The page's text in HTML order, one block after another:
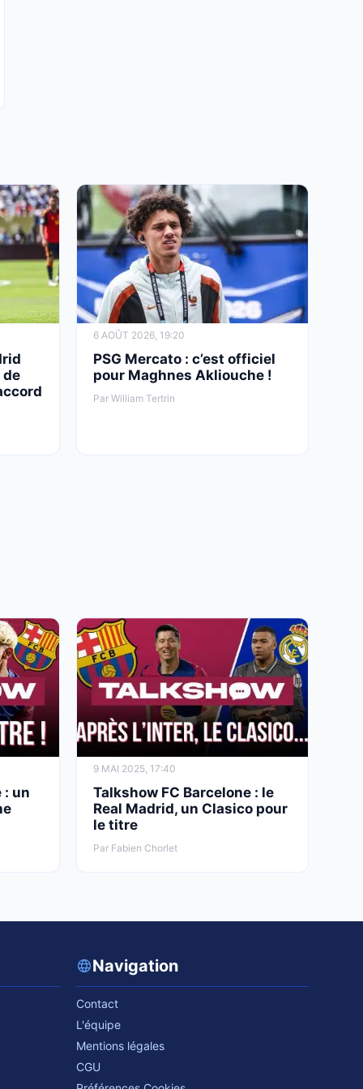
de
6 AOÛT 2026, 19:20
PSG Mercato : c’est officiel
pour Maghnes Akliouche !
Par William Tertrin
: un
9 MAI 2025, 17:40
Talkshow FC Barcelone : le
Real Madrid, un Clasico pour
le titre
Par Fabien Chorlet
Navigation
Contact
L'équipe
Mentions légales
CGU